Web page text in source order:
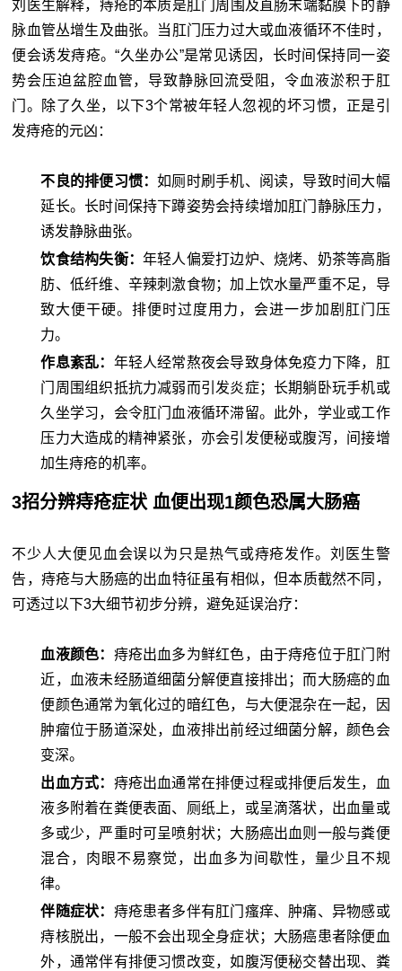
刘医生解释，痔疮的本质是肛门周围及直肠末端黏膜下的静
脉血管丛增生及曲张。当肛门压力过大或血液循环不佳时，
便会诱发痔疮。“久坐办公”是常见诱因，长时间保持同一姿
势会压迫盆腔血管，导致静脉回流受阻，令血液淤积于肛
门。除了久坐，以下3个常被年轻人忽视的坏习惯，正是引
发痔疮的元凶：
不良的排便习惯：如厕时刷手机、阅读，导致时间大幅
延长。长时间保持下蹲姿势会持续增加肛门静脉压力，
诱发静脉曲张。
饮食结构失衡： 年轻人偏爱打边炉、烧烤、奶茶等高脂
肪、低纤维、辛辣刺激食物；加上饮水量严重不足，导
致大便干硬。排便时过度用力，会进一步加剧肛门压
力。
作息紊乱： 年轻人经常熬夜会导致身体免疫力下降，肛
门周围组织抵抗力减弱而引发炎症；长期躺卧玩手机或
久坐学习，会令肛门血液循环滞留。此外，学业或工作
压力大造成的精神紧张，亦会引发便秘或腹泻，间接增
加生痔疮的机率。
3招分辨痔疮症状 血便出现1颜色恐属大肠癌
不少人大便见血会误以为只是热气或痔疮发作。刘医生警
告，痔疮与大肠癌的出血特征虽有相似，但本质截然不同，
可透过以下3大细节初步分辨，避免延误治疗：
血液颜色： 痔疮出血多为鲜红色，由于痔疮位于肛门附
近，血液未经肠道细菌分解便直接排出；而大肠癌的血
便颜色通常为氧化过的暗红色，与大便混杂在一起，因
肿瘤位于肠道深处，血液排出前经过细菌分解，颜色会
变深。
出血方式： 痔疮出血通常在排便过程或排便后发生，血
液多附着在粪便表面、厕纸上，或呈滴落状，出血量或
多或少，严重时可呈喷射状；大肠癌出血则一般与粪便
混合，肉眼不易察觉，出血多为间歇性，量少且不规
律。
伴随症状： 痔疮患者多伴有肛门瘙痒、肿痛、异物感或
痔核脱出，一般不会出现全身症状；大肠癌患者除便血
外，通常伴有排便习惯改变，如腹泻便秘交替出现、粪